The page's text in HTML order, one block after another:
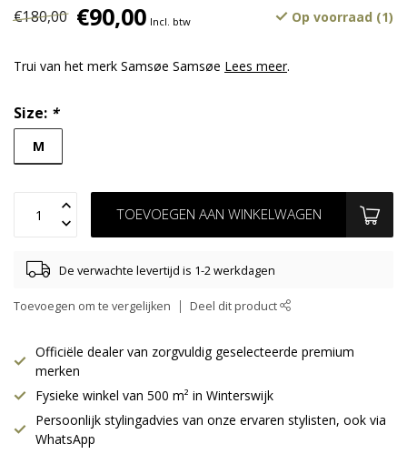
€180,00 €90,00 Incl. btw Op voorraad (1)
Trui van het merk Samsøe Samsøe Lees meer.
Size: *
M
TOEVOEGEN AAN WINKELWAGEN
De verwachte levertijd is 1-2 werkdagen
Toevoegen om te vergelijken Deel dit product
Officiële dealer van zorgvuldig geselecteerde premium
merken
Fysieke winkel van 500 m² in Winterswijk
Persoonlijk stylingadvies van onze ervaren stylisten, ook via
WhatsApp